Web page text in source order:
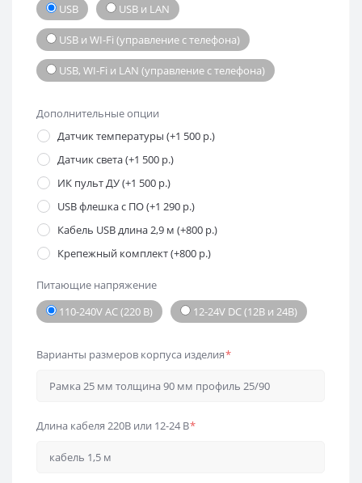
USB
USB и LAN
USB и WI-Fi (управление с телефона)
USB, WI-Fi и LAN (управление с телефона)
Дополнительные опции
Датчик температуры (+1 500 р.)
Датчик света (+1 500 р.)
ИК пульт ДУ (+1 500 р.)
USB флешка с ПО (+1 290 р.)
Кабель USB длина 2,9 м (+800 р.)
Крепежный комплект (+800 р.)
Питающие напряжение
110-240V AC (220 В)
12-24V DC (12В и 24В)
Варианты размеров корпуса изделия*
Длина кабеля 220В или 12-24 В*